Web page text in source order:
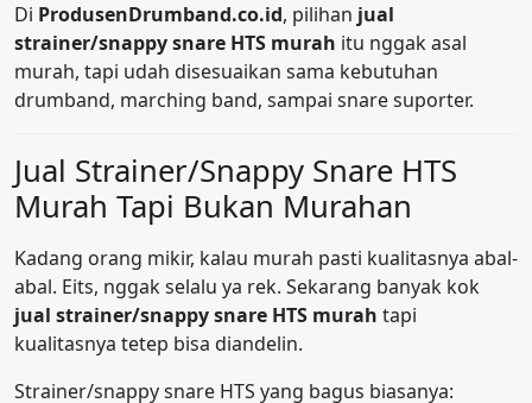
Di ProdusenDrumband.co.id, pilihan jual
strainer/snappy snare HTS murah itu nggak asal
murah, tapi udah disesuaikan sama kebutuhan
drumband, marching band, sampai snare suporter.
Jual Strainer/Snappy Snare HTS
Murah Tapi Bukan Murahan
Kadang orang mikir, kalau murah pasti kualitasnya abal-
abal. Eits, nggak selalu ya rek. Sekarang banyak kok
jual strainer/snappy snare HTS murah tapi
kualitasnya tetep bisa diandelin.
Strainer/snappy snare HTS yang bagus biasanya: